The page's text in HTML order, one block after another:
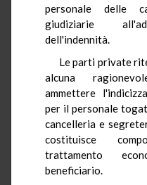
personale delle
giudiziarie
dell'indennità.
Le parti private
alcuna
ammettere
per il personale
cancelleria e
costituisce
trattamento
beneficiario.